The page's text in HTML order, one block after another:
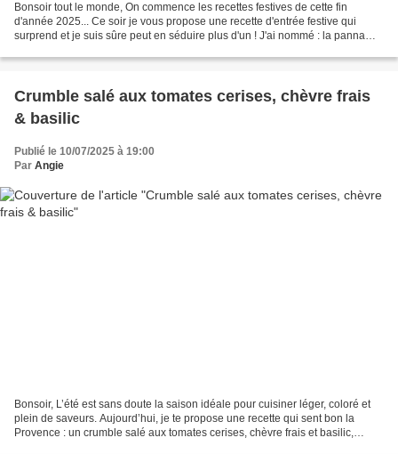
Bonsoir tout le monde, On commence les recettes festives de cette fin
d'année 2025... Ce soir je vous propose une recette d'entrée festive qui
surprend et je suis sûre peut en séduire plus d'un ! J'ai nommé : la panna
Crumble salé aux tomates cerises, chèvre frais
& basilic
Publié le 10/07/2025 à 19:00
Par Angie
Bonsoir, L’été est sans doute la saison idéale pour cuisiner léger, coloré et
plein de saveurs. Aujourd’hui, je te propose une recette qui sent bon la
Provence : un crumble salé aux tomates cerises, chèvre frais et basilic,